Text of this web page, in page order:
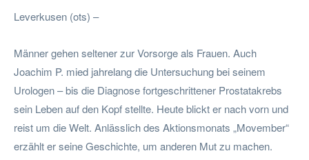
Leverkusen (ots) –
Männer gehen seltener zur Vorsorge als Frauen. Auch
Joachim P. mied jahrelang die Untersuchung bei seinem
Urologen – bis die Diagnose fortgeschrittener Prostatakrebs
sein Leben auf den Kopf stellte. Heute blickt er nach vorn und
reist um die Welt. Anlässlich des Aktionsmonats „Movember“
erzählt er seine Geschichte, um anderen Mut zu machen.